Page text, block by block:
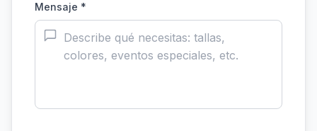
Mensaje *